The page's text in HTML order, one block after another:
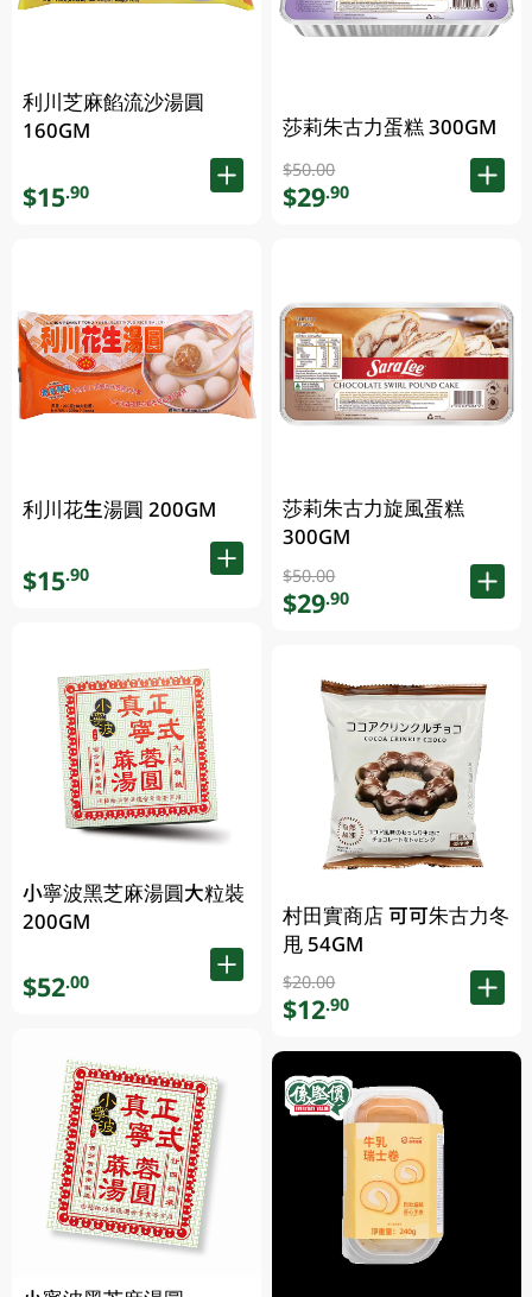
利川芝麻餡流沙湯圓
160GM
$15.90
利川花生湯圓 200GM
$15.90
小寧波黑芝麻湯圓大粒裝
200GM
$52.00
莎莉朱古力蛋糕 300GM
$50.00
$29.90
莎莉朱古力旋風蛋糕
300GM
$50.00
$29.90
村田實商店 可可朱古力冬
甩 54GM
$20.00
$12.90